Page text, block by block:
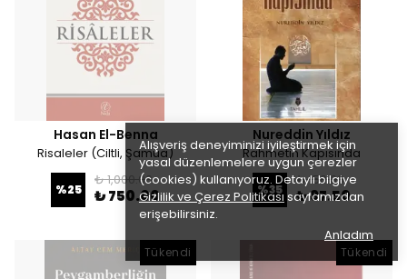
Alışveriş deneyiminizi iyileştirmek için
yasal düzenlemelere uygun çerezler
(cookies) kullanıyoruz. Detaylı bilgiye
Gizlilik ve Çerez Politikası sayfamızdan
erişebilirsiniz.
Anladım
Hasan El-Benna
Risaleler (Ciltli, Şamua)
%25
₺ 1,000.00
₺ 750.00
Nureddin Yıldız
Rahmetin Kapısında
%35
₺ 150.00
₺ 97.50
Tükendi Tükendi